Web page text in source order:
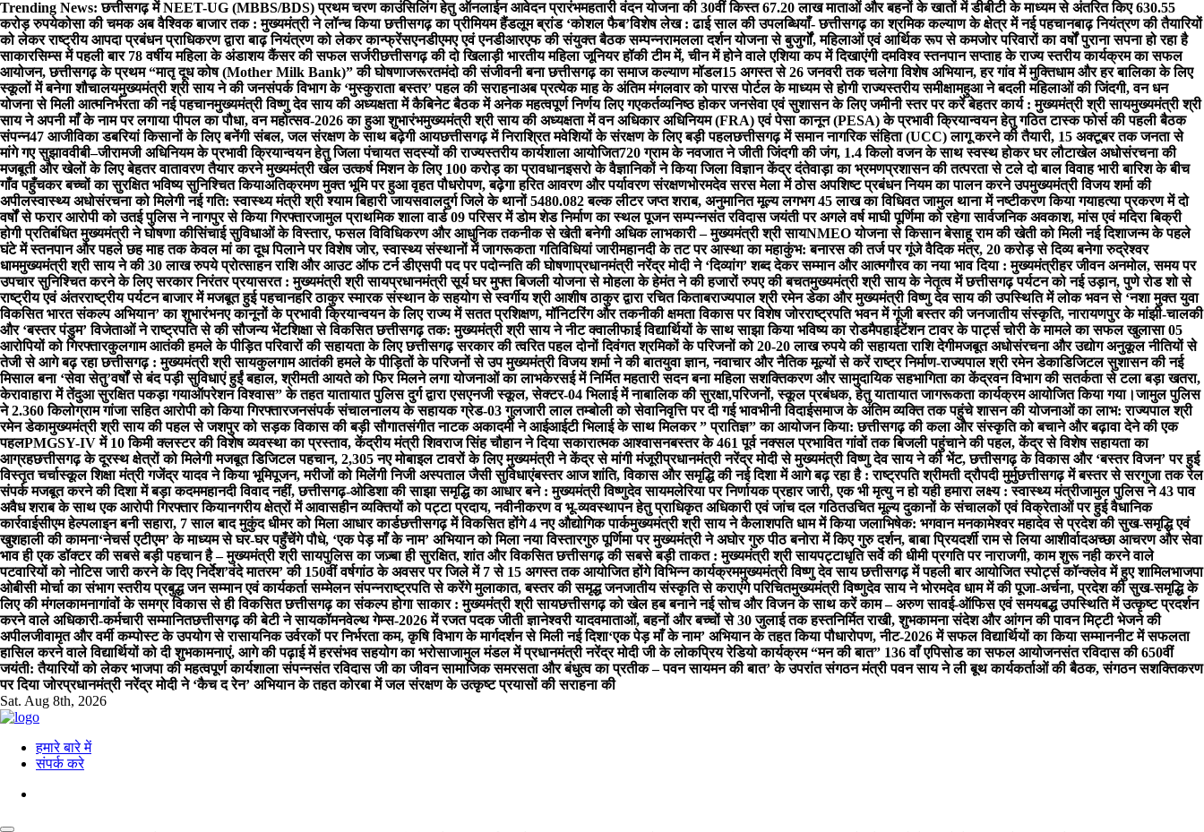
Skip
to
content
Trending News: छत्तीसगढ़ में NEET-UG (MBBS/BDS) प्रथम चरण काउंसिलिंग हेतु ऑनलाईन आवेदन प्रारंभमहतारी वंदन योजना की 30वीं किस्त 67.20 लाख माताओं और बहनों के खातों में डीबीटी के माध्यम से अंतरित किए 630.55
करोड़ रुपयेकोसा की चमक अब वैश्विक बाजार तक : मुख्यमंत्री ने लॉन्च किया छत्तीसगढ़ का प्रीमियम हैंडलूम ब्रांड ‘कोशल फैब’विशेष लेख : ढाई साल की उपलब्धियाँ- छत्तीसगढ़ का श्रमिक कल्याण के क्षेत्र में नई पहचानबाढ़ नियंत्रण की तैयारियों
को लेकर राष्ट्रीय आपदा प्रबंधन प्राधिकरण द्वारा बाढ़ नियंत्रण को लेकर कान्फ्रेंसएनडीएमए एवं एनडीआरएफ की संयुक्त बैठक सम्पन्नरामलला दर्शन योजना से बुजुर्गों, महिलाओं एवं आर्थिक रूप से कमजोर परिवारों का वर्षों पुराना सपना हो रहा है
साकारसिम्स में पहली बार 78 वर्षीय महिला के अंडाशय कैंसर की सफल सर्जरीछत्तीसगढ़ की दो खिलाड़ी भारतीय महिला जूनियर हॉकी टीम में, चीन में होने वाले एशिया कप में दिखाएंगी दमविश्व स्तनपान सप्ताह के राज्य स्तरीय कार्यक्रम का सफल
आयोजन, छत्तीसगढ़ के प्रथम “मातृ दूध कोष (Mother Milk Bank)” की घोषणाजरूरतमंदो की संजीवनी बना छत्तीसगढ़ का समाज कल्याण मॉडल15 अगस्त से 26 जनवरी तक चलेगा विशेष अभियान, हर गांव में मुक्तिधाम और हर बालिका के लिए
स्कूलों में बनेगा शौचालयमुख्यमंत्री श्री साय ने की जनसंपर्क विभाग के ‘मुस्कुराता बस्तर’ पहल की सराहनाअब प्रत्येक माह के अंतिम मंगलवार को पारस पोर्टल के माध्यम से होगी राज्यस्तरीय समीक्षामहुआ ने बदली महिलाओं की जिंदगी, वन धन
योजना से मिली आत्मनिर्भरता की नई पहचानमुख्यमंत्री विष्णु देव साय की अध्यक्षता में कैबिनेट बैठक में अनेक महत्वपूर्ण निर्णय लिए गएकर्तव्यनिष्ठ होकर जनसेवा एवं सुशासन के लिए जमीनी स्तर पर करें बेहतर कार्य : मुख्यमंत्री श्री सायमुख्यमंत्री श्री
साय ने अपनी माँ के नाम पर लगाया पीपल का पौधा, वन महोत्सव-2026 का हुआ शुभारंभमुख्यमंत्री श्री साय की अध्यक्षता में वन अधिकार अधिनियम (FRA) एवं पेसा कानून (PESA) के प्रभावी क्रियान्वयन हेतु गठित टास्क फोर्स की पहली बैठक
संपन्न47 आजीविका डबरियां किसानों के लिए बनेंगी संबल, जल संरक्षण के साथ बढ़ेगी आयछत्तीसगढ़ में निराश्रित मवेशियों के संरक्षण के लिए बड़ी पहलछत्तीसगढ़ में समान नागरिक संहिता (UCC) लागू करने की तैयारी, 15 अक्टूबर तक जनता से
मांगे गए सुझाववीबी–जीरामजी अधिनियम के प्रभावी क्रियान्वयन हेतु जिला पंचायत सदस्यों की राज्यस्तरीय कार्यशाला आयोजित720 ग्राम के नवजात ने जीती जिंदगी की जंग, 1.4 किलो वजन के साथ स्वस्थ होकर घर लौटाखेल अधोसंरचना की
मजबूती और खेलों के लिए बेहतर वातावरण तैयार करने मुख्यमंत्री खेल उत्कर्ष मिशन के लिए 100 करोड़ का प्रावधानइसरो के वैज्ञानिकों ने किया जिला विज्ञान केंद्र दंतेवाड़ा का भ्रमणप्रशासन की तत्परता से टले दो बाल विवाह भारी बारिश के बीच
गाँव पहुँचकर बच्चों का सुरक्षित भविष्य सुनिश्चित कियाअतिक्रमण मुक्त भूमि पर हुआ वृहत पौधरोपण, बढ़ेगा हरित आवरण और पर्यावरण संरक्षणभोरमदेव सरस मेला में ठोस अपशिष्ट प्रबंधन नियम का पालन करने उपमुख्यमंत्री विजय शर्मा की
अपीलस्वास्थ्य अधोसंरचना को मिलेगी नई गति: स्वास्थ्य मंत्री श्री श्याम बिहारी जायसवालदुर्ग जिले के थानों 5480.082 बल्क लीटर जप्त शराब, अनुमानित मूल्य लगभग 45 लाख का विधिवत जामुल थाना में नष्टीकरण किया गयाहत्या प्रकरण में दो
वर्षों से फरार आरोपी को उतई पुलिस ने नागपुर से किया गिरफ्तारजामुल प्राथमिक शाला वार्ड 09 परिसर में डोम शेड निर्माण का स्थल पूजन सम्पन्नसंत रविदास जयंती पर अगले वर्ष माघी पूर्णिमा को रहेगा सार्वजनिक अवकाश, मांस एवं मदिरा बिक्री
होगी प्रतिबंधित मुख्यमंत्री ने घोषणा कीसिंचाई सुविधाओं के विस्तार, फसल विविधिकरण और आधुनिक तकनीक से खेती बनेगी अधिक लाभकारी – मुख्यमंत्री श्री सायNMEO योजना से किसान बेसाहू राम की खेती को मिली नई दिशाजन्म के पहले
घंटे में स्तनपान और पहले छह माह तक केवल मां का दूध पिलाने पर विशेष जोर, स्वास्थ्य संस्थानों में जागरूकता गतिविधियां जारीमहानदी के तट पर आस्था का महाकुंभ: बनारस की तर्ज पर गूंजे वैदिक मंत्र, 20 करोड़ से दिव्य बनेगा रुद्रेश्वर
धाममुख्यमंत्री श्री साय ने की 30 लाख रुपये प्रोत्साहन राशि और आउट ऑफ टर्न डीएसपी पद पर पदोन्नति की घोषणाप्रधानमंत्री नरेंद्र मोदी ने ‘दिव्यांग’ शब्द देकर सम्मान और आत्मगौरव का नया भाव दिया : मुख्यमंत्रीहर जीवन अनमोल, समय पर
उपचार सुनिश्चित करने के लिए सरकार निरंतर प्रयासरत : मुख्यमंत्री श्री सायप्रधानमंत्री सूर्य घर मुफ्त बिजली योजना से मोहला के हेमंत ने की हजारों रुपए की बचतमुख्यमंत्री श्री साय के नेतृत्व में छत्तीसगढ़ पर्यटन को नई उड़ान, पुणे रोड शो से
राष्ट्रीय एवं अंतरराष्ट्रीय पर्यटन बाजार में मजबूत हुई पहचानहरि ठाकुर स्मारक संस्थान के सहयोग से स्वर्गीय श्री आशीष ठाकुर द्वारा रचित किताबराज्यपाल श्री रमेन डेका और मुख्यमंत्री विष्णु देव साय की उपस्थिति में लोक भवन से ‘नशा मुक्त युवा
विकसित भारत संकल्प अभियान’ का शुभारंभनए कानूनों के प्रभावी क्रियान्वयन के लिए राज्य में सतत प्रशिक्षण, मॉनिटरिंग और तकनीकी क्षमता विकास पर विशेष जोरराष्ट्रपति भवन में गूंजी बस्तर की जनजातीय संस्कृति, नारायणपुर के मांझी-चालकी
और ‘बस्तर पंडुम’ विजेताओं ने राष्ट्रपति से की सौजन्य भेंटशिक्षा से विकसित छत्तीसगढ़ तक: मुख्यमंत्री श्री साय ने नीट क्वालीफाई विद्यार्थियों के साथ साझा किया भविष्य का रोडमैपहाईटेंशन टावर के पार्ट्स चोरी के मामले का सफल खुलासा 05
आरोपियों को गिरफ्तारकुलगाम आतंकी हमले के पीड़ित परिवारों की सहायता के लिए छत्तीसगढ़ सरकार की त्वरित पहल दोनों दिवंगत श्रमिकों के परिजनों को 20-20 लाख रुपये की सहायता राशि देगीमजबूत अधोसंरचना और उद्योग अनुकूल नीतियों से
तेजी से आगे बढ़ रहा छत्तीसगढ़ : मुख्यमंत्री श्री सायकुलगाम आतंकी हमले के पीड़ितों के परिजनों से उप मुख्यमंत्री विजय शर्मा ने की बातयुवा ज्ञान, नवाचार और नैतिक मूल्यों से करें राष्ट्र निर्माण-राज्यपाल श्री रमेन डेका​डिजिटल सुशासन की नई
मिसाल बना ‘सेवा सेतु’वर्षों से बंद पड़ी सुविधाएं हुईं बहाल, श्रीमती आयते को फिर मिलने लगा योजनाओं का लाभकेरसई में निर्मित महतारी सदन बना महिला सशक्तिकरण और सामुदायिक सहभागिता का केंद्रवन विभाग की सतर्कता से टला बड़ा खतरा,
केरावाहारा में तेंदुआ सुरक्षित पकड़ा गयाऑपरेशन विश्वास” के तहत यातायात पुलिस दुर्ग द्वारा एसएनजी स्कूल, सेक्टर-04 भिलाई में नाबालिक की सुरक्षा,परिजनों, स्कूल प्रबंधक, हेतु यातायात जागरूकता कार्यक्रम आयोजित किया गया।जामुल पुलिस
ने 2.360 किलोग्राम गांजा सहित आरोपी को किया गिरफ्तारजनसंपर्क संचालनालय के सहायक ग्रेड-03 गुलजारी लाल तम्बोली को सेवानिवृत्ति पर दी गई भावभीनी विदाईसमाज के अंतिम व्यक्ति तक पहुंचे शासन की योजनाओं का लाभ: राज्यपाल श्री
रमेन डेकामुख्यमंत्री श्री साय की पहल से जशपुर को सड़क विकास की बड़ी सौगातसंगीत नाटक अकादमी ने आईआईटी भिलाई के साथ मिलकर ” प्रातिज्ञ” का आयोजन किया: छत्तीसगढ़ की कला और संस्कृति को बचाने और बढ़ावा देने की एक
पहलPMGSY-IV में 10 किमी क्लस्टर की विशेष व्यवस्था का प्रस्ताव, केंद्रीय मंत्री शिवराज सिंह चौहान ने दिया सकारात्मक आश्वासनबस्तर के 461 पूर्व नक्सल प्रभावित गांवों तक बिजली पहुंचाने की पहल, केंद्र से विशेष सहायता का
आग्रहछत्तीसगढ़ के दूरस्थ क्षेत्रों को मिलेगी मजबूत डिजिटल पहचान, 2,305 नए मोबाइल टावरों के लिए मुख्यमंत्री ने केंद्र से मांगी मंजूरीप्रधानमंत्री नरेंद्र मोदी से मुख्यमंत्री विष्णु देव साय ने की भेंट, छत्तीसगढ़ के विकास और ‘बस्तर विजन’ पर हुई
विस्तृत चर्चास्कूल शिक्षा मंत्री गजेंद्र यादव ने किया भूमिपूजन, मरीजों को मिलेंगी निजी अस्पताल जैसी सुविधाएंबस्तर आज शांति, विकास और समृद्धि की नई दिशा में आगे बढ़ रहा है : राष्ट्रपति श्रीमती द्रौपदी मुर्मुछत्तीसगढ़ में बस्तर से सरगुजा तक रेल
संपर्क मजबूत करने की दिशा में बड़ा कदममहानदी विवाद नहीं, छत्तीसगढ़-ओडिशा की साझा समृद्धि का आधार बने : मुख्यमंत्री विष्णुदेव सायमलेरिया पर निर्णायक प्रहार जारी, एक भी मृत्यु न हो यही हमारा लक्ष्य : स्वास्थ्य मंत्रीजामुल पुलिस ने 43 पाव
अवैध शराब के साथ एक आरोपी गिरफ्तार कियानगरीय क्षेत्रों में आवासहीन व्यक्तियों को पट्टा प्रदाय, नवीनीकरण व भू-व्यवस्थापन हेतु प्राधिकृत अधिकारी एवं जांच दल गठितउचित मूल्य दुकानों के संचालकों एवं विक्रेताओं पर हुई वैधानिक
कार्रवाईसीएम हेल्पलाइन बनी सहारा, 7 साल बाद मुकुंद धीमर को मिला आधार कार्डछत्तीसगढ़ में विकसित होंगे 4 नए औद्योगिक पार्कमुख्यमंत्री श्री साय ने कैलाशपति धाम में किया जलाभिषेक: भगवान मनकामेश्वर महादेव से प्रदेश की सुख-समृद्धि एवं
खुशहाली की कामना‘नेचर्स एटीएम’ के माध्यम से घर-घर पहुँचेंगे पौधे, ‘एक पेड़ माँ के नाम’ अभियान को मिला नया विस्तारगुरु पूर्णिमा पर मुख्यमंत्री ने अघोर गुरु पीठ बनोरा में किए गुरु दर्शन, बाबा प्रियदर्शी राम से लिया आशीर्वादअच्छा आचरण और सेवा
भाव ही एक डॉक्टर की सबसे बड़ी पहचान है – मुख्यमंत्री श्री सायपुलिस का जज़्बा ही सुरक्षित, शांत और विकसित छत्तीसगढ़ की सबसे बड़ी ताकत : मुख्यमंत्री श्री सायपट्टाधृति सर्वे की धीमी प्रगति पर नाराजगी, काम शुरू नही करने वाले
पटवारियों को नोटिस जारी करने के दिए निर्देश’वंदे मातरम’ की 150वीं वर्षगांठ के अवसर पर जिले में 7 से 15 अगस्त तक आयोजित होंगे विभिन्न कार्यक्रममुख्यमंत्री विष्णु देव साय छत्तीसगढ़ में पहली बार आयोजित स्पोर्ट्स कॉन्क्लेव में हुए शामिलभाजपा
ओबीसी मोर्चा का संभाग स्तरीय प्रबुद्ध जन सम्मान एवं कार्यकर्ता सम्मेलन संपन्नराष्ट्रपति से करेंगे मुलाकात, बस्तर की समृद्ध जनजातीय संस्कृति से कराएंगे परिचितमुख्यमंत्री विष्णुदेव साय ने भोरमदेव धाम में की पूजा-अर्चना, प्रदेश की सुख-समृद्धि के
लिए की मंगलकामनागांवों के समग्र विकास से ही विकसित छत्तीसगढ़ का संकल्प होगा साकार : मुख्यमंत्री श्री सायछत्तीसगढ़ को खेल हब बनाने नई सोच और विजन के साथ करें काम – अरुण सावई-ऑफिस एवं समयबद्ध उपस्थिति में उत्कृष्ट प्रदर्शन
करने वाले अधिकारी-कर्मचारी सम्मानितछत्तीसगढ़ की बेटी ने सायकॉमनवेल्थ गेम्स-2026 में रजत पदक जीती ज्ञानेश्वरी यादवमाताओं, बहनों और बच्चों से 30 जुलाई तक हस्तनिर्मित राखी, शुभकामना संदेश और आंगन की पावन मिट्टी भेजने की
अपीलजीवामृत और वर्मी कम्पोस्ट के उपयोग से रासायनिक उर्वरकों पर निर्भरता कम, कृषि विभाग के मार्गदर्शन से मिली नई दिशा‘एक पेड़ माँ के नाम’ अभियान के तहत किया पौधारोपण, नीट-2026 में सफल विद्यार्थियों का किया सम्माननीट में सफलता
हासिल करने वाले विद्यार्थियों को दी शुभकामनाएं, आगे की पढ़ाई में हरसंभव सहयोग का भरोसाजामुल मंडल में प्रधानमंत्री नरेंद्र मोदी जी के लोकप्रिय रेडियो कार्यक्रम “मन की बात” 136 वाँ एपिसोड का सफल आयोजनसंत रविदास की 650वीं
जयंती: तैयारियों को लेकर भाजपा की महत्वपूर्ण कार्यशाला संपन्नसंत रविदास जी का जीवन सामाजिक समरसता और बंधुत्व का प्रतीक – पवन सायमन की बात’ के उपरांत संगठन मंत्री पवन साय ने ली बूथ कार्यकर्ताओं की बैठक, संगठन सशक्तिकरण
पर दिया जोरप्रधानमंत्री नरेंद्र मोदी ने ‘कैच द रेन’ अभियान के तहत कोरबा में जल संरक्षण के उत्कृष्ट प्रयासों की सराहना की
Sat. Aug 8th, 2026
हमारे बारे में
संपर्क करे